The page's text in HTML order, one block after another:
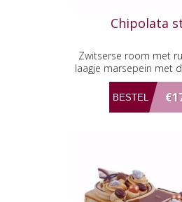
Chipolata
Zwitserse room met
laagje marsepein met
fondant.